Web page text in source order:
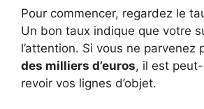
Pour commencer, regardez le
Un bon taux indique que votre
l’attention. Si vous ne parvenez
des milliers d’euros, il est
revoir vos lignes d’objet.